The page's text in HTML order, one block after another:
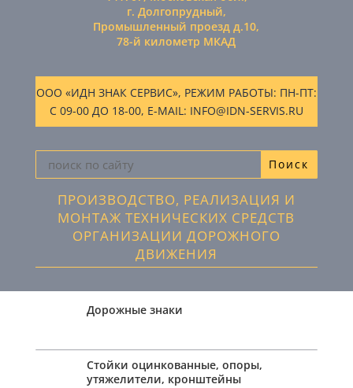
г. Долгопрудный,
Промышленный проезд д.10,
78-й километр МКАД
ООО «ИДН ЗНАК СЕРВИС», РЕЖИМ РАБОТЫ: ПН-ПТ:
С 09-00 ДО 18-00, E-MAIL: INFO@IDN-SERVIS.RU
ПРОИЗВОДСТВО, РЕАЛИЗАЦИЯ И
МОНТАЖ ТЕХНИЧЕСКИХ СРЕДСТВ
ОРГАНИЗАЦИИ ДОРОЖНОГО
ДВИЖЕНИЯ
Дорожные знаки
Стойки оцинкованные, опоры,
утяжелители, кронштейны